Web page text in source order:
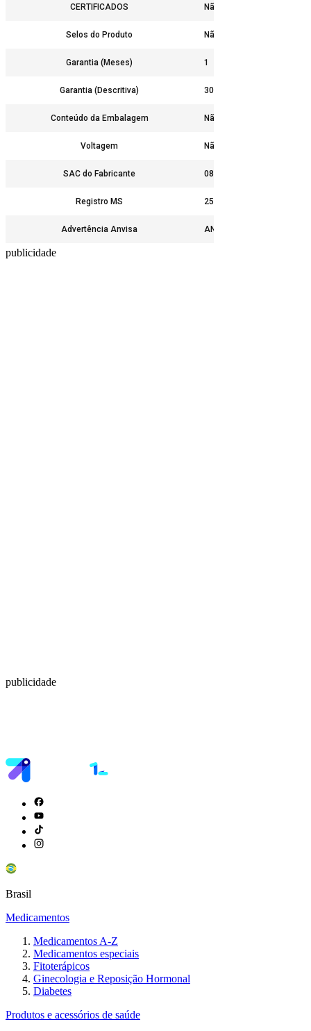
CERTIFICADOS Não
Selos do Produto Não
Garantia (Meses) 1
Garantia (Descritiva) 30 dias contra defeito de
Conteúdo da Embalagem Não
Voltagem Não
SAC do Fabricante 0800-7011552
Registro MS 25351.075517/2017-55
Advertência Anvisa ANTES DE INICIAR ALGUM
publicidade
publicidade
Brasil
Medicamentos
Medicamentos A-Z
Medicamentos especiais
Fitoterápicos
Ginecologia e Reposição Hormonal
Diabetes
Produtos e acessórios de saúde